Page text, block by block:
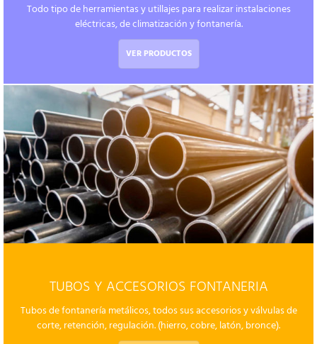
Todo tipo de herramientas y utillajes para realizar instalaciones
eléctricas, de climatización y fontanería.
VER PRODUCTOS
TUBOS Y ACCESORIOS FONTANERIA
Tubos de fontanería metálicos, todos sus accesorios y válvulas de
corte, retención, regulación. (hierro, cobre, latón, bronce).